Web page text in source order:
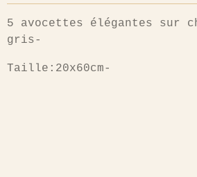
5 avocettes élégantes sur
gris-
Taille:20x60cm-